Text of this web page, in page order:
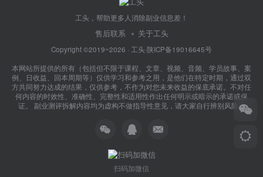
工头，帮助更多人消除副业信息差！
售后联系 关于工头
Copyright ©2019~2026 · 工头·陕ICP备19016645号
本网站所提供的所有（包括但不限于课程、文章、视频、音频、学员故事、案
例、日收益、回本周期等）仅供学习和参考之用，是他们在特定时期，通过双
方共同努力达成的结果，仅供参考，不作为对您未来收益的保底承诺。不对任
何内容的时效性、准确性、完整性和适用性作出任何明示或暗示的承诺或保
证。 副业测评拆解内容均为虚构不做指导性意见，请大家自行辨别风险！
扫码加微信